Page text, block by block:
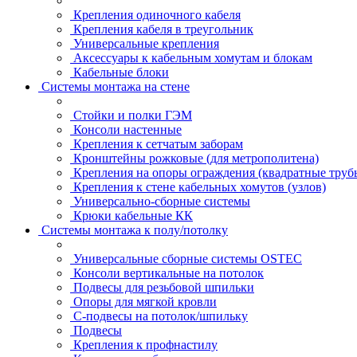
Крепления одиночного кабеля
Крепления кабеля в треугольник
Универсальные крепления
Аксессуары к кабельным хомутам и блокам
Кабельные блоки
Системы монтажа на стене
Стойки и полки ГЭМ
Консоли настенные
Крепления к сетчатым заборам
Кронштейны рожковые (для метрополитена)
Крепления на опоры ограждения (квадратные
Крепления к стене кабельных хомутов (узлов)
Универсально-сборные системы
Крюки кабельные КК
Системы монтажа к полу/потолку
Универсальные сборные системы OSTEC
Консоли вертикальные на потолок
Подвесы для резьбовой шпильки
Опоры для мягкой кровли
С-подвесы на потолок/шпильку
Подвесы
Крепления к профнастилу